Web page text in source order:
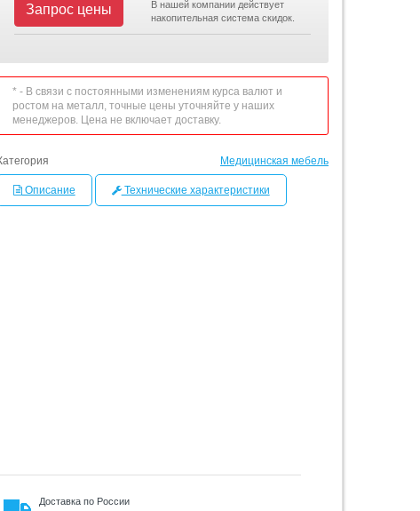
Запрос цены
В нашей компании действует
накопительная система скидок.
* - В связи с постоянными изменениям курса валют и
ростом на металл, точные цены уточняйте у наших
менеджеров. Цена не включает доставку.
Медицинская мебель
Описание Технические характеристики
Доставка по России